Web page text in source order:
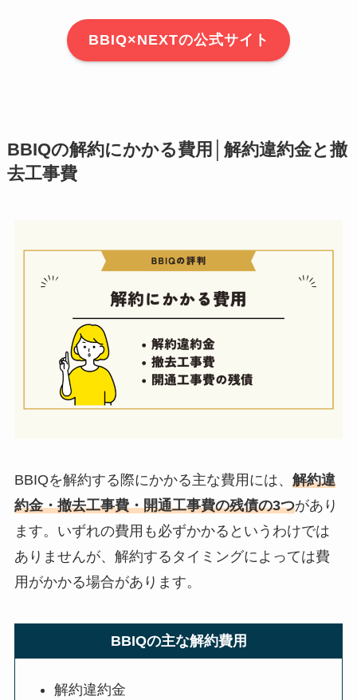
BBIQ×NEXTの公式サイト
BBIQの解約にかかる費用│解約違約金と撤
去工事費
BBIQを解約する際にかかる主な費用には、 解約違
約金・撤去工事費・開通工事費の残債の3つがあり
ます。いずれの費用も必ずかかるというわけでは
ありませんが、解約するタイミングによっては費
用がかかる場合があります。
BBIQの主な解約費用
解約違約金